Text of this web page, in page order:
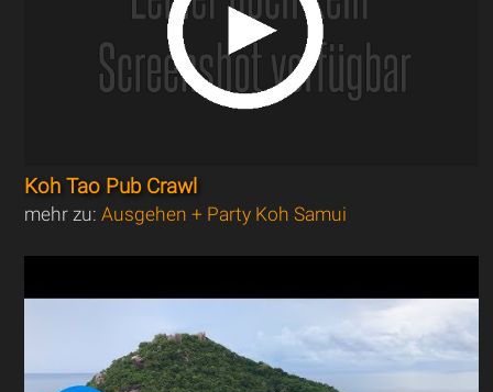
Koh Tao Pub Crawl
mehr zu:Ausgehen + Party Koh Samui